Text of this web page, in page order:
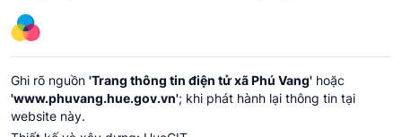
Ghi rõ nguồn 'Trang thông tin điện tử xã Phú Vang' hoặc
'www.phuvang.hue.gov.vn'; khi phát hành lại thông tin tại
website này.